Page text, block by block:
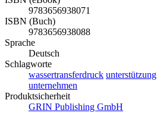
9783656938071
ISBN (Buch)
9783656938088
Sprache
Deutsch
Schlagworte
wassertransferdruck unterstützung
unternehmen
Produktsicherheit
GRIN Publishing GmbH